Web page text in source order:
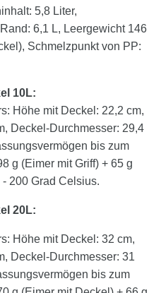
5,8 Liter,
6,1 L, Leergewicht 146
Schmelzpunkt von PP:
10L:
Höhe mit Deckel: 22,2 cm,
Deckel-Durchmesser: 29,4
bis zum
g (Eimer mit Griff) + 65 g
200 Grad Celsius.
20L:
Höhe mit Deckel: 32 cm,
Deckel-Durchmesser: 31
bis zum